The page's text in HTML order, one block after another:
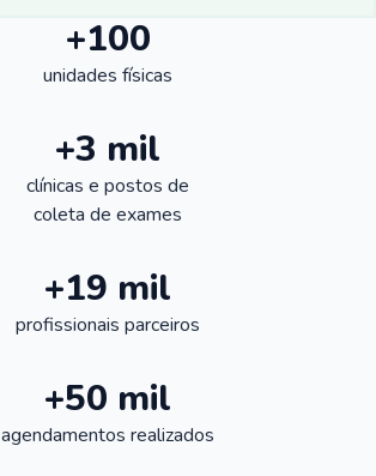
+100
unidades físicas
+3 mil
clínicas e postos de
coleta de exames
+19 mil
profissionais parceiros
+50 mil
agendamentos realizados